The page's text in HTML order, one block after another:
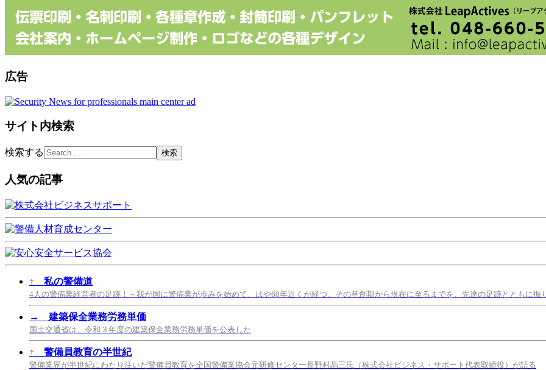
広告
サイト内検索
検索する
人気の記事
↑ 私の警備道
4人の警備業経営者の足跡！～我が国に警備業が歩みを始めて、はや60年近くが経つ。その草創期から現在に至るまでを、先達の足跡とともに振
→ 建築保全業務労務単価
国土交通省は、令和３年度の建築保全業務労務単価を公表した
↑ 警備員教育の半世紀
警備業界が半世紀にわたり注いだ警備員教育を全国警備業協会元研修センター長野村晶三氏（株式会社ビジネス・サポート代表取締役）が語る